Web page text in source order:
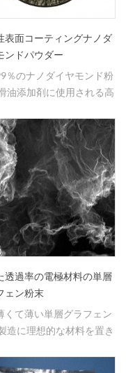
表面コーティングナノダ
ンドパウダー
％のナノダイヤモンド粉
油添加剤に使用される高
透過率の電極材料の単層
ェン粉末
くて薄い単層グラフェン
造に理想的な材料を置き
ニクスの超微細フィール